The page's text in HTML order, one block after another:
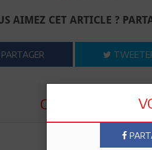
AIMEZ CET ARTICLE ?
PARTAGER
COMMENTER